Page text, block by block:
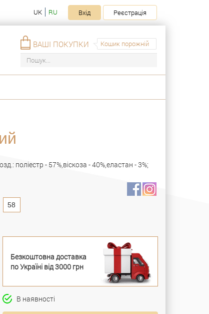
UK RU Вхід Реєстрація
Кошик порожній
ВАШІ ПОКУПКИ
поліестр - 57%,віскоза - 40%,еластан - 3%;
58
Безкоштовна доставка
по Україні від 3000 грн
В наявності